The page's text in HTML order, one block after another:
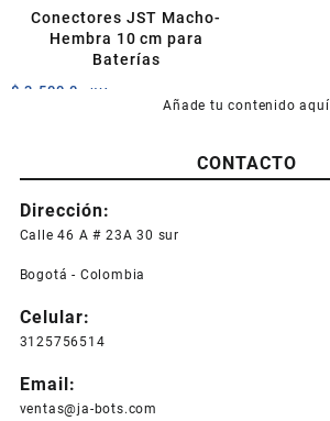
Conectores JST Macho-
Hembra 10 cm para
Baterías
$ 3.500,0 +IVA
Añade tu contenido aquí
CONTACTO
Dirección:
Calle 46 A # 23A 30 sur
Bogotá - Colombia
Celular:
3125756514
Email:
ventas@ja-bots.com